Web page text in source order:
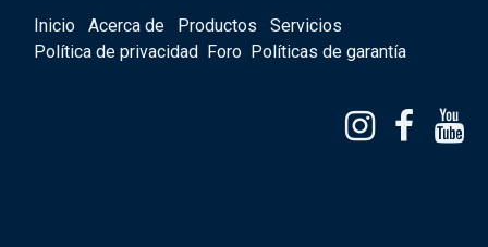
Inicio Acerca de Productos
Servicios
Política de privacidad
Foro Políticas de garantía